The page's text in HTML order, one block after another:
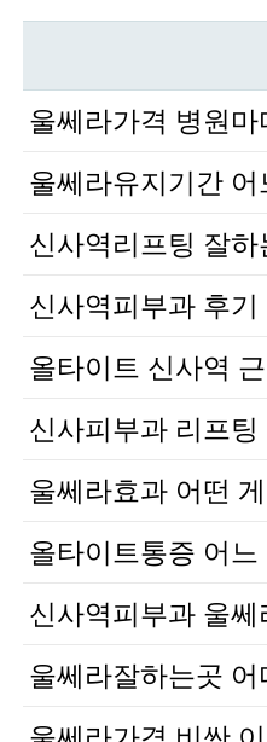
울쎄라가격 병원
울쎄라유지기간
신사역리프팅 잘
신사역피부과 후
올타이트 신사역
신사피부과 리프
울쎄라효과 어떤
올타이트통증 어
신사역피부과 울
울쎄라잘하는곳 어